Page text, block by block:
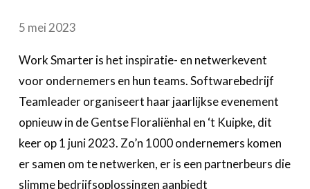
5 mei 2023
Work Smarter is het inspiratie- en netwerkevent
voor ondernemers en hun teams. Softwarebedrijf
Teamleader organiseert haar jaarlijkse evenement
opnieuw in de Gentse Floraliënhal en ‘t Kuipke, dit
keer op 1 juni 2023. Zo’n 1000 ondernemers komen
er samen om te netwerken, er is een partnerbeurs die
slimme bedrijfsoplossingen aanbiedt
Lid worden Account
Zoeken